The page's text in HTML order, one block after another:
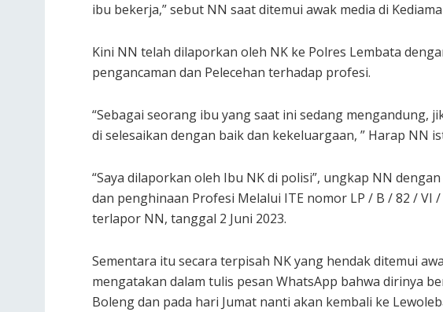
ibu bekerja,” sebut NN saat ditemui awak media di
Kini NN telah dilaporkan oleh NK ke Polres Lembata
pengancaman dan Pelecehan terhadap profesi.
“Sebagai seorang ibu yang saat ini sedang mengandung,
di selesaikan dengan baik dan kekeluargaan, ” Harap NN
“Saya dilaporkan oleh Ibu NK di polisi”, ungkap NN
dan penghinaan Profesi Melalui ITE nomor LP / B / 82 / VI
terlapor NN, tanggal 2 Juni 2023.
Sementara itu secara terpisah NK yang hendak ditemui
mengatakan dalam tulis pesan WhatsApp bahwa dirinya
Boleng dan pada hari Jumat nanti akan kembali ke